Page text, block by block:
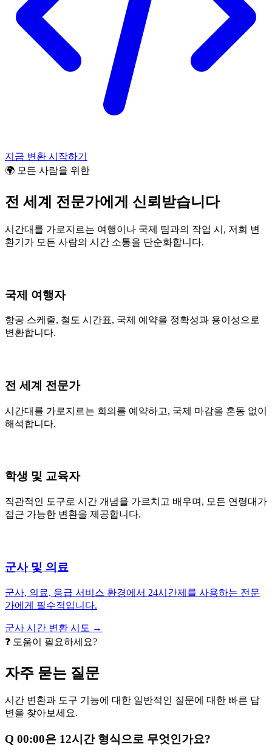
지금 변환 시작하기
🌍 모든 사람을 위한
전 세계 전문가에게 신뢰받습니다
시간대를 가로지르는 여행이나 국제 팀과의 작업 시, 저희 변
환기가 모든 사람의 시간 소통을 단순화합니다.
국제 여행자
항공 스케줄, 철도 시간표, 국제 예약을 정확성과 용이성으로
변환합니다.
전 세계 전문가
시간대를 가로지르는 회의를 예약하고, 국제 마감을 혼동 없이
해석합니다.
학생 및 교육자
직관적인 도구로 시간 개념을 가르치고 배우며, 모든 연령대가
접근 가능한 변환을 제공합니다.
군사 및 의료
군사, 의료, 응급 서비스 환경에서 24시간제를 사용하는 전문
가에게 필수적입니다.
군사 시간 변환 시도 →
❓ 도움이 필요하세요?
자주 묻는 질문
시간 변환과 도구 기능에 대한 일반적인 질문에 대한 빠른 답
변을 찾아보세요.
Q 00:00은 12시간 형식으로 무엇인가요?